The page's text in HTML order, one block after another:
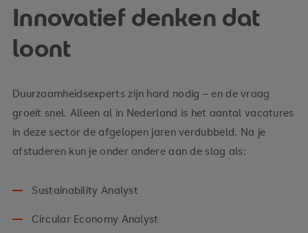
Duurzaam ontwerpen & implementeren
Creëer en realiseer duurzame oplossingen binnen
bedrijven.
Transformatieprocessen
Leer hoe je grootschalige veranderingen
Sociale verantwoordelijkheid & ethiek
diversiteit en de triple bottom line.
Innovatief denken dat
loont
Duurzaamheidsexperts zijn hard nodig – en de vraag
groeit snel. Alleen al in Nederland is het aantal vacatures
in deze sector de afgelopen jaren verdubbeld. Na je
afstuderen kun je onder andere aan de slag als:
Sustainability Analyst
Circular Economy Analyst